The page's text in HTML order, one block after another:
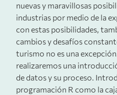
nuevas y maravillosas
industrias por medio de la
con estas posibilidades,
cambios y desafíos
turismo no es una
realizaremos una
de datos y su proceso.
programación R como la